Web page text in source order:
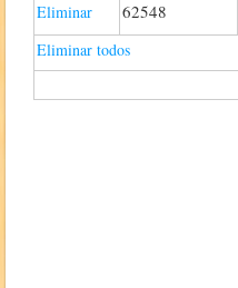
Eliminar 62548
Eliminar todos